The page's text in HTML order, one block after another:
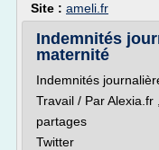
Site : ameli.fr
Indemnités
maternité
Indemnités
Travail / Par
partages
Twitter